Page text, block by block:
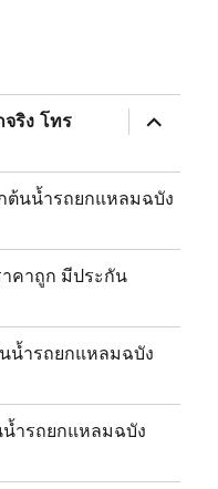
ริง โทร
expand
child
ต้นน้ำรถยกแหลมฉบัง
คาถูก มีประกัน
น้ำรถยกแหลมฉบัง
น้ำรถยกแหลมฉบัง